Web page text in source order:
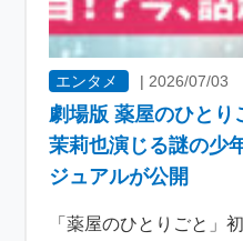
エンタメ |2026/07/03
劇場版 薬屋のひとり
茉莉也演じる謎の少
ジュアルが公開
「薬屋のひとりごと」